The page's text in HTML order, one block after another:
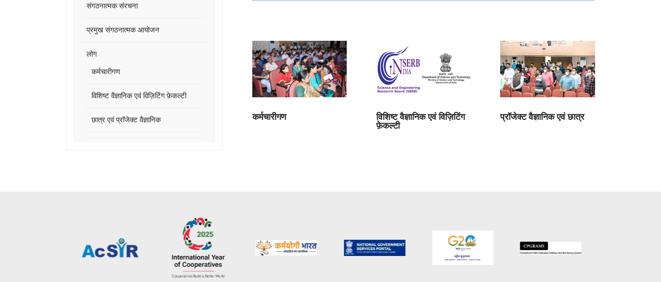
संगठनात्मक संरचना
प्रमुख संगठनात्मक आयोजन
लोग
कर्मचारीगण
विशिष्ट वैज्ञानिक एवं विज़िटिंग फ़ेकल्टी
छात्र एवं प्रॉजेक्ट वैज्ञानिक कर्मचारीगण विशिष्ट वैज्ञानिक एवं विज़िटिंग
फ़ेकल्टी
प्रॉजेक्ट वैज्ञानिक एवं छात्र